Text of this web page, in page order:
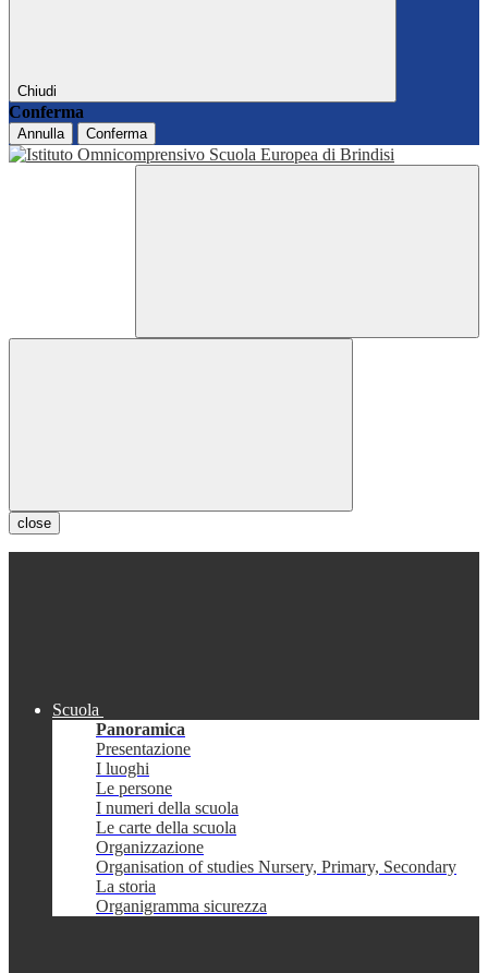
Chiudi
Conferma
Annulla Conferma
close
Scuola
Panoramica
Presentazione
I luoghi
Le persone
I numeri della scuola
Le carte della scuola
Organizzazione
Organisation of studies Nursery, Primary, Secondary
La storia
Organigramma sicurezza